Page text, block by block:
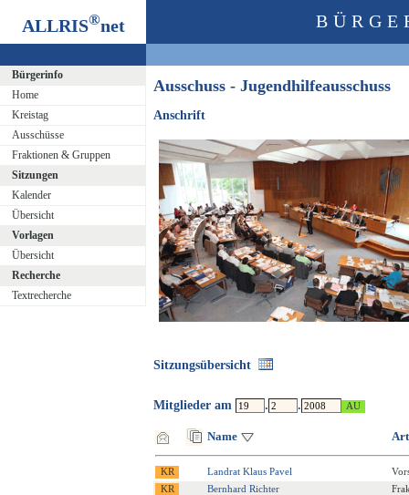
ALLRIS®net
Bürgerinfo
Home
Kreistag
Ausschüsse
Fraktionen & Gruppen
Sitzungen
Kalender
Übersicht
Vorlagen
Übersicht
Recherche
Textrecherche
Ausschuss - Jugendhilfeausschuss
Anschrift
Sitzungsübersicht
Mitglieder am . .
Name
Landrat Klaus Pavel
Bernhard Richter